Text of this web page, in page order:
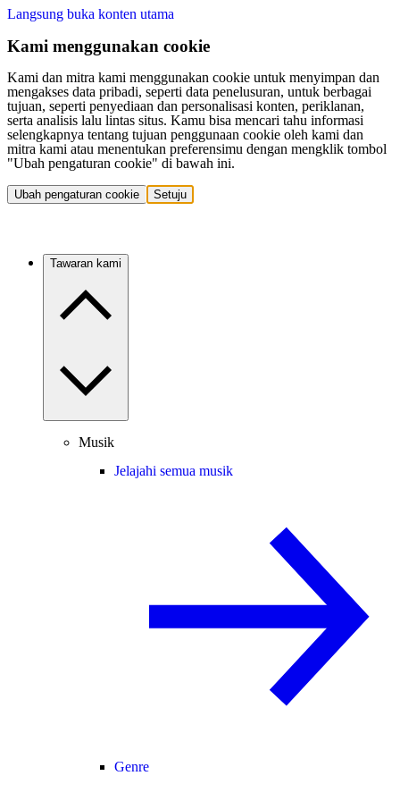
Langsung buka konten utama
Kami menggunakan cookie
Kami dan mitra kami menggunakan cookie untuk menyimpan dan
mengakses data pribadi, seperti data penelusuran, untuk berbagai
tujuan, seperti penyediaan dan personalisasi konten, periklanan,
serta analisis lalu lintas situs. Kamu bisa mencari tahu informasi
selengkapnya tentang tujuan penggunaan cookie oleh kami dan
mitra kami atau menentukan preferensimu dengan mengklik tombol
"Ubah pengaturan cookie" di bawah ini.
Ubah pengaturan cookie Setuju
Tawaran kami
Musik
Jelajahi semua musik
Genre